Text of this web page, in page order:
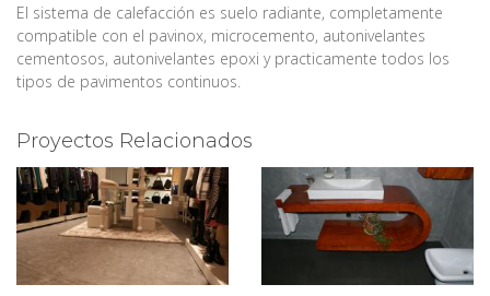
El sistema de calefacción es suelo radiante, completamente
compatible con el pavinox, microcemento, autonivelantes
cementosos, autonivelantes epoxi y practicamente todos los
tipos de pavimentos continuos.
Proyectos Relacionados